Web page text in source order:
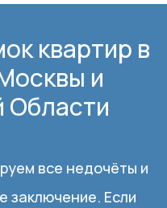
квартир в
и
Области
все недочёты и
заключение. Если